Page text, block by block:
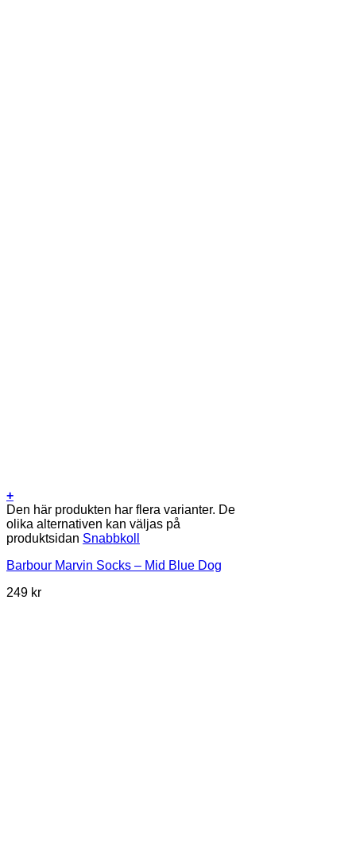
+
Den här produkten har flera varianter. De
olika alternativen kan väljas på
produktsidan Snabbkoll
Barbour Marvin Socks – Mid Blue Dog
249 kr